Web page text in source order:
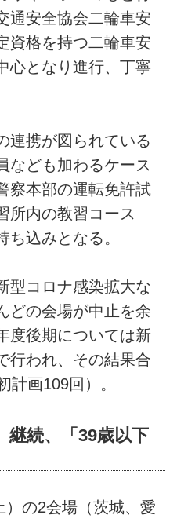
通安全協会二輪車安
資格を持つ二輪車安
心となり進行、丁寧
連携が図られている
なども加わるケース
察本部の運転免許試
所内の教習コース
込みとなる。
型コロナ感染拡大な
どの会場が中止を余
度後期については新
行われ、その結果合
計画109回）。
継続、「39歳以下
）の2会場（茨城、愛